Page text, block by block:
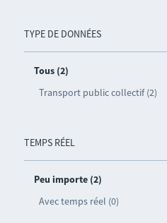
TYPE DE DONNÉES
Tous (2)
Transport public collectif (2)
TEMPS RÉEL
Peu importe (2)
Avec temps réel (0)